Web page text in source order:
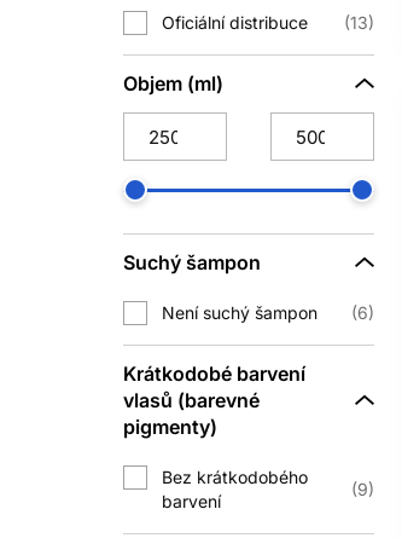
Oficiální distribuce
13
Objem (ml)
Suchý šampon
Není suchý šampon 6
Krátkodobé barvení
vlasů (barevné
pigmenty)
Bez krátkodobého
barvení
9